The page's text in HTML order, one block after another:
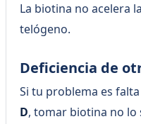
La biotina no acelera
telógeno.
Deficiencia de
Si tu problema es
D, tomar biotina no lo